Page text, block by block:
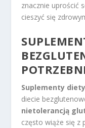
znacznie uprościć
cieszyć się
Suplementy diety
diecie
nietolerancją
często wiąże się z